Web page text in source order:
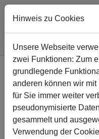
Zum Hauptinhalt springen
Sie sind hier:
Astrid-Lindgren-Schule
Wir
18.09.2023
Hinweis zu Cookies
Unsere Webseite
zwei Funktionen: Zum
grundlegende
anderen können wir
für Sie immer weiter
pseudonymisierte
gesammelt und
Verwendung der